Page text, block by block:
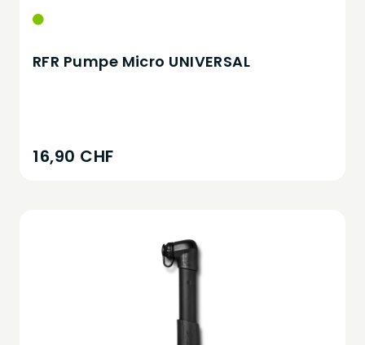
RFR Pumpe Micro UNIVERSAL
16,90 CHF